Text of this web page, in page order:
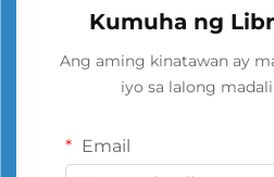
Kumuha ng
Ang aming kinatawan ay
iyo sa lalong
Email